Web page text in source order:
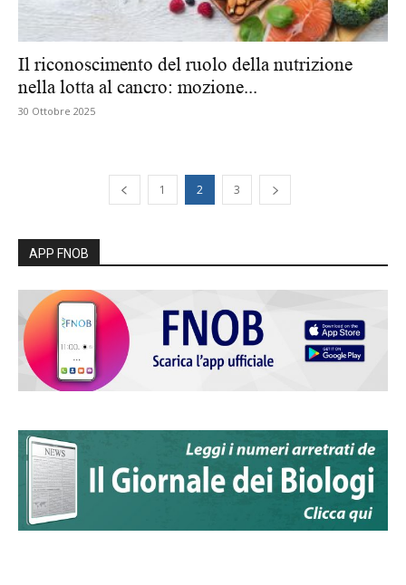
Il riconoscimento del ruolo della nutrizione
nella lotta al cancro: mozione...
30 Ottobre 2025
1 2 3
APP FNOB